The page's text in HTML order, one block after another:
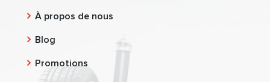
À propos de nous
Blog
Promotions